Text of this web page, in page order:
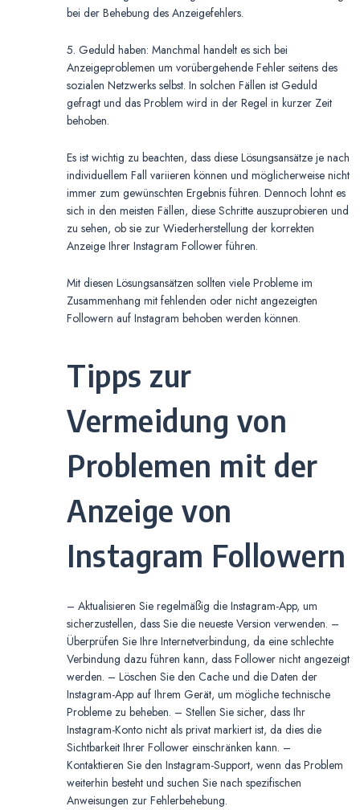
bei der Behebung des Anzeigefehlers.
5. Geduld haben: Manchmal handelt es sich bei
Anzeigeproblemen um vorübergehende Fehler seitens des
sozialen Netzwerks selbst. In solchen Fällen ist Geduld
gefragt und das Problem wird in der Regel in kurzer Zeit
behoben.
Es ist wichtig zu beachten, dass diese Lösungsansätze je nach
individuellem Fall variieren können und möglicherweise nicht
immer zum gewünschten Ergebnis führen. Dennoch lohnt es
sich in den meisten Fällen, diese Schritte auszuprobieren und
zu sehen, ob sie zur Wiederherstellung der korrekten
Anzeige Ihrer Instagram Follower führen.
Mit diesen Lösungsansätzen sollten viele Probleme im
Zusammenhang mit fehlenden oder nicht angezeigten
Followern auf Instagram behoben werden können.
Tipps zur
Vermeidung von
Problemen mit der
Anzeige von
Instagram Followern
– Aktualisieren Sie regelmäßig die Instagram-App, um
sicherzustellen, dass Sie die neueste Version verwenden. –
Überprüfen Sie Ihre Internetverbindung, da eine schlechte
Verbindung dazu führen kann, dass Follower nicht angezeigt
werden. – Löschen Sie den Cache und die Daten der
Instagram-App auf Ihrem Gerät, um mögliche technische
Probleme zu beheben. – Stellen Sie sicher, dass Ihr
Instagram-Konto nicht als privat markiert ist, da dies die
Sichtbarkeit Ihrer Follower einschränken kann. –
Kontaktieren Sie den Instagram-Support, wenn das Problem
weiterhin besteht und suchen Sie nach spezifischen
Anweisungen zur Fehlerbehebung.